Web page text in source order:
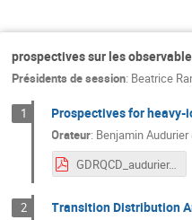
prospectives sur les
Présidents de session: Beatrice
1 Prospectives for heavy-
Orateur: Benjamin Audurier
GDRQCD_audurier.pdf
2 Transition Distribution